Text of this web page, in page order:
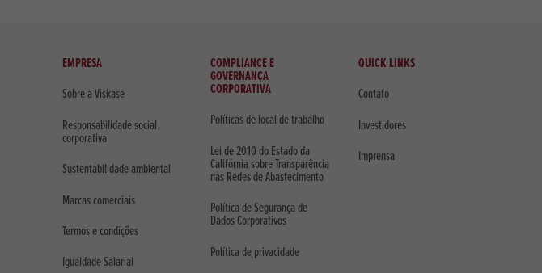
EMPRESA
Sobre a Viskase
Responsabilidade social
corporativa
Sustentabilidade ambiental
Marcas comerciais
Termos e condições
Igualdade Salarial
COMPLIANCE E
GOVERNANÇA
CORPORATIVA
Políticas de local de trabalho
Lei de 2010 do Estado da
Califórnia sobre Transparência
nas Redes de Abastecimento
Política de Segurança de
Dados Corporativos
Política de privacidade
QUICK LINKS
Contato
Investidores
Imprensa